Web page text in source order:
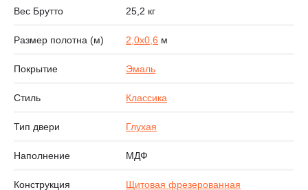
Вес Брутто 25,2 кг
Размер полотна (м) 2,0х0,6 м
Покрытие Эмаль
Стиль Классика
Тип двери Глухая
Наполнение МДФ
Конструкция Щитовая фрезерованная